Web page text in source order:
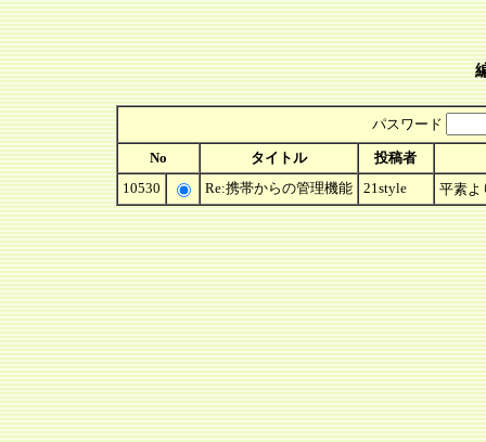
パスワード
No タイトル
投稿者
10530
Re:携帯からの管理機能 21style 平素よ